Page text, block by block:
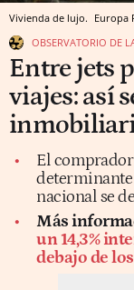
Vivienda de lujo. Europa
OBSERVATORIO DE
Entre jets
viajes: así
El
determinante
nacional se
Más
un 14,3%
debajo de